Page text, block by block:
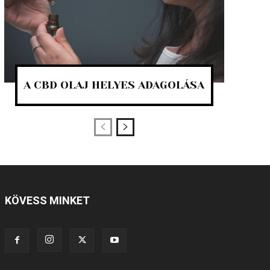
A CBD OLAJ HELYES ADAGOLÁSA
KÖVESS MINKET